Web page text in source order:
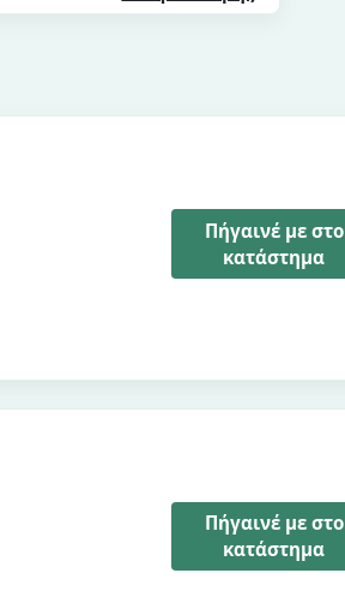
Πήγαινέ με στο
κατάστημα
Πήγαινέ με στο
κατάστημα